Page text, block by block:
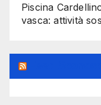
Piscina
vasca: attività